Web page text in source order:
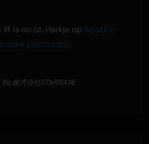
III' is no út. Harkje op Spotify,
oare platfoarms.
fia 株式会社STARBASE